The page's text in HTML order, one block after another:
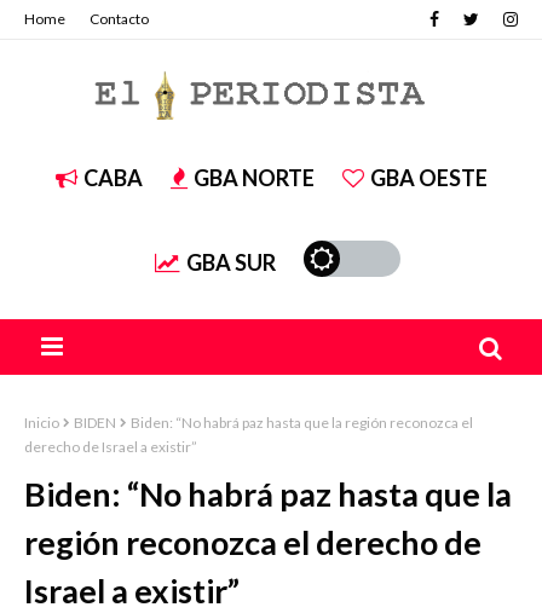
Home Contacto
CABA GBA NORTE GBA OESTE
GBA SUR
Inicio BIDEN
Biden: “No habrá paz hasta que la región reconozca el
derecho de Israel a existir”
Biden: “No habrá paz hasta que la
región reconozca el derecho de
Israel a existir”